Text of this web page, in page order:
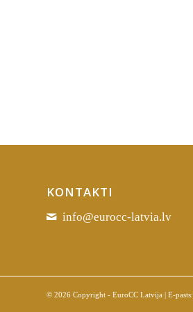
KONTAKTI
info@eurocc-latvia.lv
© 2026 Copyright - EuroCC Latvija | E-pasts: